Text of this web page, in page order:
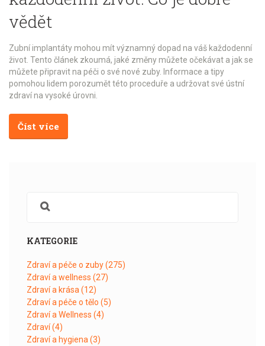
vědět
Zubní implantáty mohou mít významný dopad na váš každodenní
život. Tento článek zkoumá, jaké změny můžete očekávat a jak se
můžete připravit na péči o své nové zuby. Informace a tipy
pomohou lidem porozumět této proceduře a udržovat své ústní
zdraví na vysoké úrovni.
Číst více
KATEGORIE
Zdraví a péče o zuby(275)
Zdraví a wellness (27)
Zdraví a krása (12)
Zdraví a péče o tělo (5)
Zdraví a Wellness (4)
Zdraví(4)
Zdraví a hygiena (3)